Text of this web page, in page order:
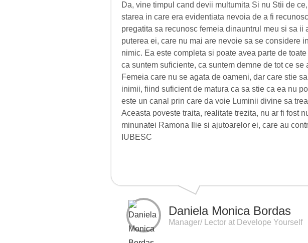
Da, vine timpul cand devii multumita Si nu Stii de
starea in care era evidentiata nevoia de a fi
pregatita sa recunosc femeia dinauntrul meu si sa
puterea ei, care nu mai are nevoie sa se considere
nimic. Ea este completa si poate avea parte de
ca suntem suficiente, ca suntem demne de tot ce
Femeia care nu se agata de oameni, dar care stie
inimii, fiind suficient de matura ca sa stie ca ea nu
este un canal prin care da voie Luminii divine sa
Aceasta poveste traita, realitate trezita, nu ar fi fost
minunatei Ramona Ilie si ajutoarelor ei, care au
IUBESC
Daniela Monica Bordas
Manager/ Lector at Develope Yourself